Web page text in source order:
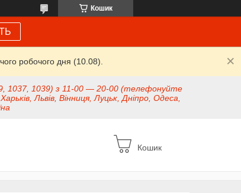
Кошик
робочого дня (10.08).
1037, 1039) з 11-00 — 20-00 (телефонуйте
Львів, Вінниця, Луцьк, Дніпро, Одеса,
Кошик